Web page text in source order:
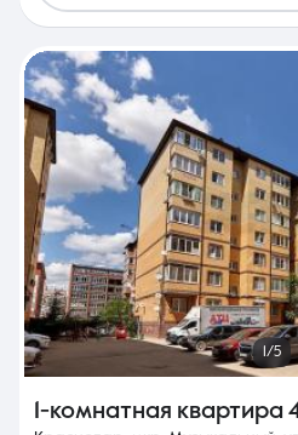
1/5
1-комнатная квартира